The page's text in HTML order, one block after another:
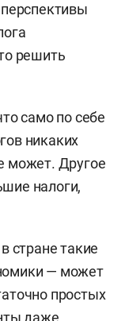
решить
само по себе
никаких
может. Другое
налоги,
стране такие
— может
простых
даже